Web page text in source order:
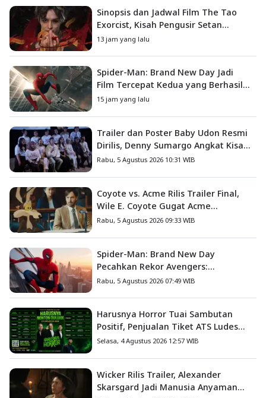
Sinopsis dan Jadwal Film The Tao
Exorcist, Kisah Pengusir Setan
Melawan Kutukan Mematikan
13 jam yang lalu
Spider-Man: Brand New Day Jadi
Film Tercepat Kedua yang Berhasil
Tembus US$1 Miliar
15 jam yang lalu
Trailer dan Poster Baby Udon Resmi
Dirilis, Denny Sumargo Angkat Kisah
Nyata Fanny Kondoh
Rabu, 5 Agustus 2026 10:31 WIB
Coyote vs. Acme Rilis Trailer Final,
Wile E. Coyote Gugat Acme
Corporation ke Pengadilan
Rabu, 5 Agustus 2026 09:33 WIB
Spider-Man: Brand New Day
Pecahkan Rekor Avengers:
Endgame, Cetak Debut Box Office
Rabu, 5 Agustus 2026 07:49 WIB
Harusnya Horror Tuai Sambutan
Positif, Penjualan Tiket ATS Ludes
Terjual
Selasa, 4 Agustus 2026 12:57 WIB
Wicker Rilis Trailer, Alexander
Skarsgard Jadi Manusia Anyaman